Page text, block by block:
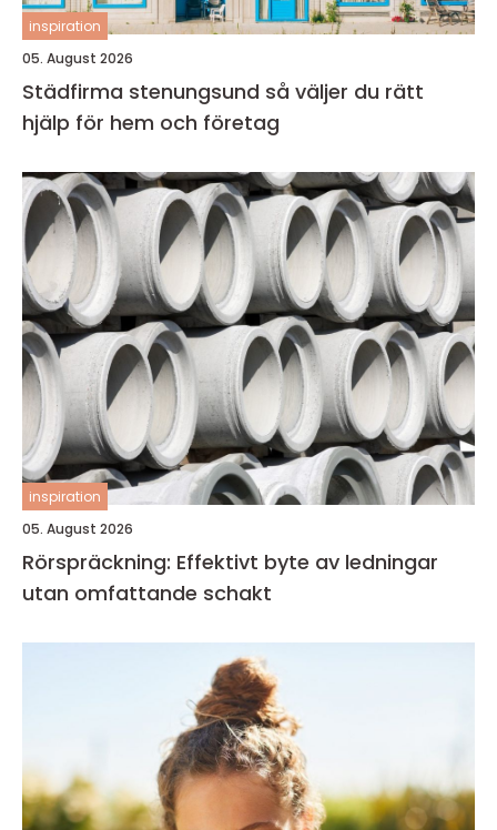
inspiration
05. August 2026
Städfirma stenungsund så väljer du rätt
hjälp för hem och företag
inspiration
05. August 2026
Rörspräckning: Effektivt byte av ledningar
utan omfattande schakt